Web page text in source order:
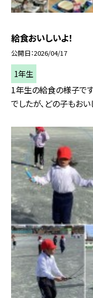
給食おいしいよ！
公開日 2026/04/17
1年生
1年生の給食の様子で
でしたが、どの子もおい